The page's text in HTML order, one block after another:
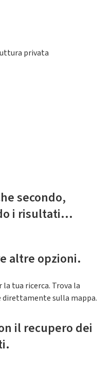
privata
secondo,
i risultati...
altre opzioni.
tua ricerca. Trova la
direttamente sulla mappa.
il recupero dei